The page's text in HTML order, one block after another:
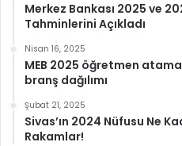
Merkez Bankası 2025 ve
Tahminlerini Açıkladı
Nisan 16, 2025
MEB 2025 öğretmen
branş dağılımı
Şubat 21, 2025
Sivas’ın 2024 Nüfusu Ne
Rakamlar!